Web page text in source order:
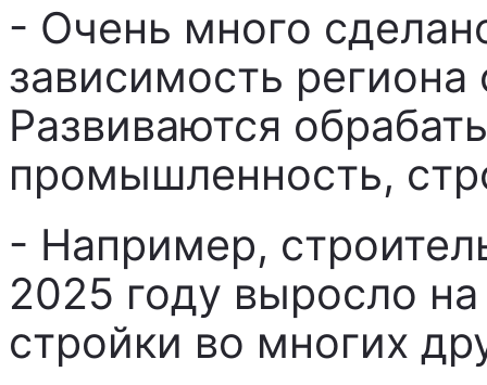
- Очень много
зависимость
Развиваются
промышленность,
- Например,
2025 году выросло
стройки во многих